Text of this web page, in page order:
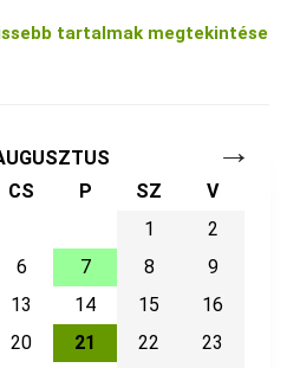
tartalmak megtekintése
→
CS P SZ
V
1
2
6 7 8
9
13 14 15
16
20 21 22
23